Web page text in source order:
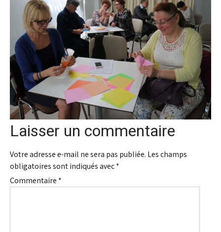
Laisser un commentaire
Votre adresse e-mail ne sera pas publiée. Les champs
obligatoires sont indiqués avec*
Commentaire *